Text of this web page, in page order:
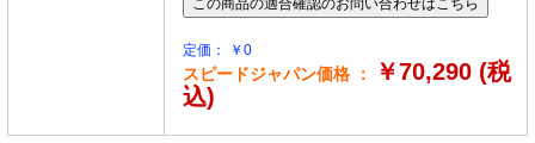
定価： ￥0
スピードジャパン価格 ：
￥70,290 (税
込)